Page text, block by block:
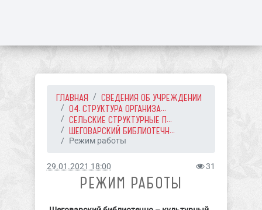
ГЛАВНАЯ
СВЕДЕНИЯ ОБ УЧРЕЖДЕНИИ
04. СТРУКТУРА ОРГАНИЗА...
СЕЛЬСКИЕ СТРУКТУРНЫЕ П...
ШЕГОВАРСКИЙ БИБЛИОТЕЧН...
Режим работы
29.01.2021 18:00 31
РЕЖИМ РАБОТЫ